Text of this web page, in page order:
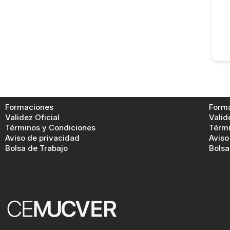
Formaciones
Validez Oficial
Términos y Condiciones
Aviso de privacidad
Bolsa de Trabajo